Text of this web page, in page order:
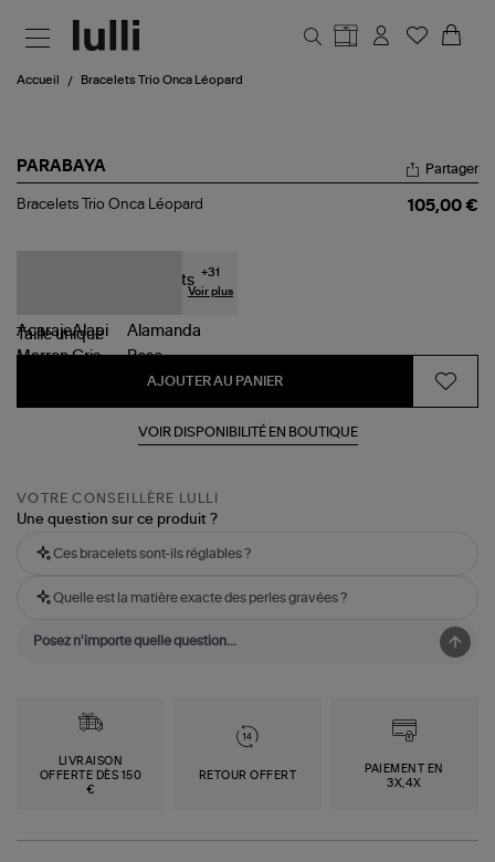
Accueil Bracelets Trio Onca Léopard
PARABAYA
Bracelets
Partager
Bracelets Trio Onca Léopard 105,00 €
+31
Voir plus
Tailleunique
AJOUTER AU PANIER
VOIR DISPONIBILITÉ EN BOUTIQUE
VOTRE CONSEILLÈRE LULLI
Une question sur ce produit ?
Ces bracelets sont-ils réglables ?
Quelle est la matière exacte des perles gravées ?
LIVRAISON
OFFERTE DÈS 150
€
RETOUR OFFERT
PAIEMENT EN
3X,4X